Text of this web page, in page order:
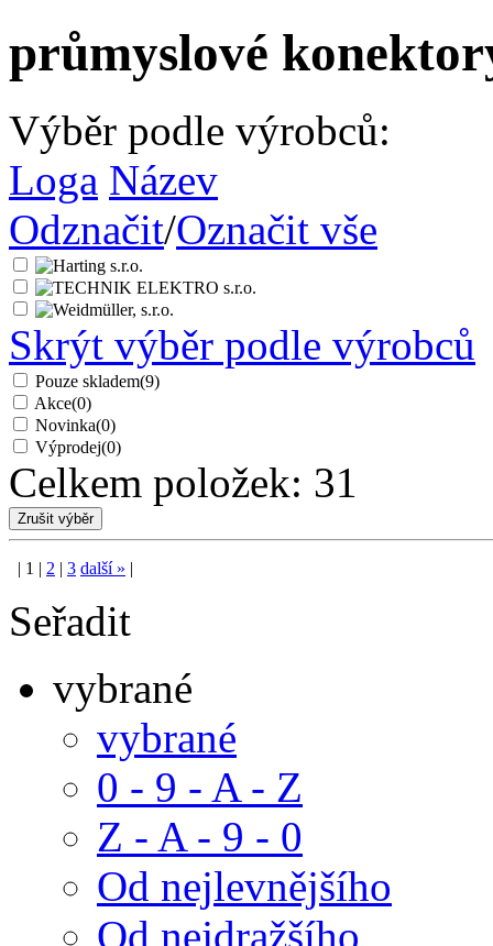
průmyslové
Výběr podle výrobců:
Loga Název
Odznačit/Označit vše
Skrýt výběr podle výrobců
Pouze skladem(9)
Akce(0)
Novinka(0)
Výprodej(0)
Celkem položek: 31
1 2 3 další »
Seřadit
vybrané
vybrané
0 - 9 - A - Z
Z - A - 9 - 0
Od nejlevnějšího
Od nejdražšího